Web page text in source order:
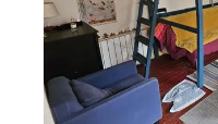
Appartement à
139
CENTURY 21